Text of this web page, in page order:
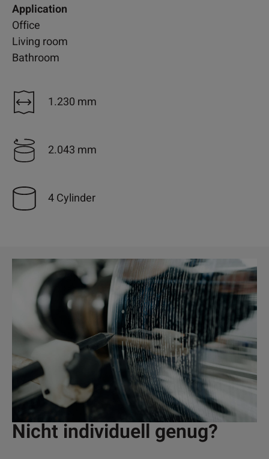
Application
Office
Living room
Bathroom
1.230 mm
2.043 mm
4 Cylinder
Nicht individuell genug?